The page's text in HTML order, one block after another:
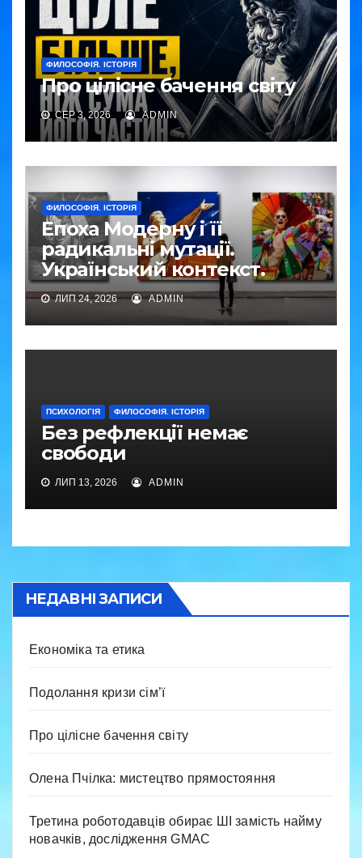
ФИЛОСОФІЯ. ІСТОРІЯ
Про цілісне бачення світу
СЕР 3, 2026 ADMIN
ФИЛОСОФІЯ. ІСТОРІЯ
Епоха Модерну і її
радикальні мутації.
Український контекст.
ЛИП 24, 2026 ADMIN
ПСИХОЛОГІЯ ФИЛОСОФІЯ. ІСТОРІЯ
Без рефлекції немає
свободи
ЛИП 13, 2026 ADMIN
НЕДАВНІ ЗАПИСИ
Економіка та етика
Подолання кризи сім’ї
Про цілісне бачення світу
Олена Пчілка: мистецтво прямостояння
Третина роботодавців обирає ШІ замість найму
новачків, дослідження GMAC